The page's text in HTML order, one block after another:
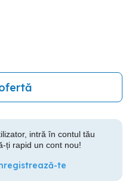
intră în contul tău
ți rapid un cont nou!
te